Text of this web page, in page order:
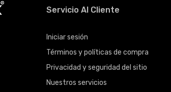
Servicio Al Cliente
Iniciar sesión
Términos y políticas de compra
Privacidad y seguridad del sitio
Nuestros servicios